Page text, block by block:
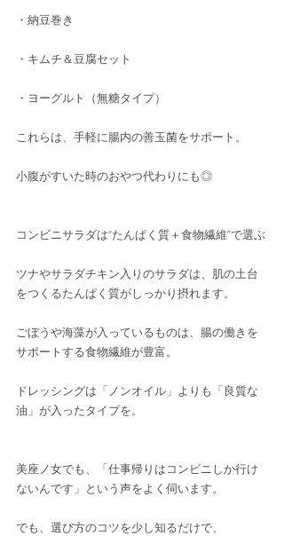
・納豆巻き
・キムチ＆豆腐セット
・ヨーグルト（無糖タイプ）
これらは、手軽に腸内の善玉菌をサポート。
小腹がすいた時のおやつ代わりにも◎
コンビニサラダは“たんぱく質＋食物繊維”で選ぶ
ツナやサラダチキン入りのサラダは、肌の土台
をつくるたんぱく質がしっかり摂れます。
ごぼうや海藻が入っているものは、腸の働きを
サポートする食物繊維が豊富。
ドレッシングは「ノンオイル」よりも「良質な
油」が入ったタイプを。
美座ノ女でも、「仕事帰りはコンビニしか行け
ないんです」という声をよく伺います。
でも、選び方のコツを少し知るだけで、